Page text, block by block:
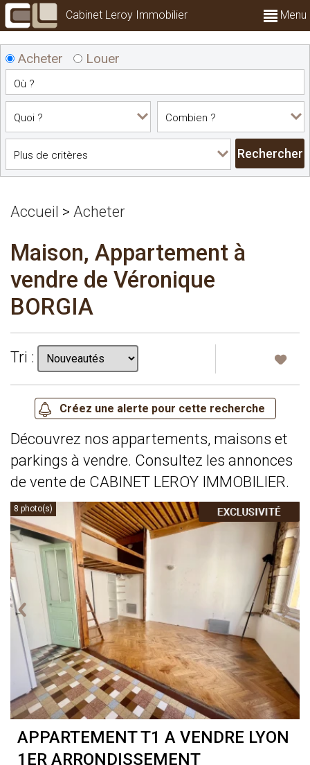
Cabinet Leroy Immobilier Menu
Acheter Louer
Accueil > Acheter
Maison, Appartement à
vendre de Véronique
BORGIA
Tri :
Découvrez nos appartements, maisons et
parkings à vendre. Consultez les annonces
de vente de CABINET LEROY IMMOBILIER.
8 photo(s)
APPARTEMENT T1 A VENDRE LYON
1ER ARRONDISSEMENT